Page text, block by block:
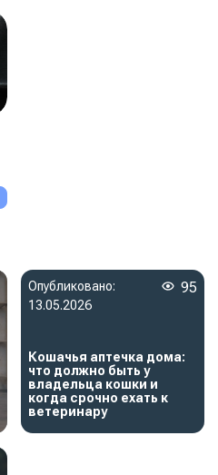
Опубликовано:
13.05.2026
95
Кошачья аптечка дома:
что должно быть у
владельца кошки и
когда срочно ехать к
ветеринару